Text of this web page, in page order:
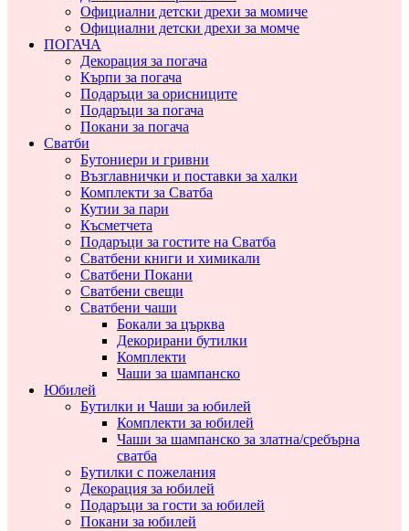
Официални детски дрехи за момиче
Официални детски дрехи за момче
ПОГАЧА
Декорация за погача
Кърпи за погача
Подаръци за орисниците
Подаръци за погача
Покани за погача
Сватби
Бутониери и гривни
Възглавнички и поставки за халки
Комплекти за Сватба
Кутии за пари
Късметчета
Подаръци за гостите на Сватба
Сватбени книги и химикали
Сватбени Покани
Сватбени свещи
Сватбени чаши
Бокали за църква
Декорирани бутилки
Комплекти
Чаши за шампанско
Юбилей
Бутилки и Чаши за юбилей
Комплекти за юбилей
Чаши за шампанско за златна/сребърна
сватба
Бутилки с пожелания
Декорация за юбилей
Подаръци за гости за юбилей
Покани за юбилей